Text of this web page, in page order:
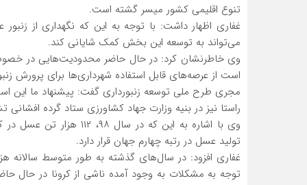
تنوع اقلیمی کشور میسر گشته است.
غفاری اظهار داشت: با توجه به این که نگهداری از
می‌تواند به توسعه این بخش کمک شایانی کند.
وی خاطرنشان کرد: در حال حاضر محدودیت‌هایی در خصوص
است از عرصه‌های قابل استفاده شهرداری‌ها برای پرورش
مجری طرح ملی توسعه زنبورداری گفت:​ پیشنهاد ما این
راستا نیز در بنیه وزارت جهاد کشاورزی ستاد گرده
وی با اشاره به این که
تولید عسل در رتبه چهارم جهان قرار دارد.
غفاری افزود: در سال‌های گذشته به طور متوسط سالانه
توجه به مشکلات به وجود آمده ناشی از کرونا در حال